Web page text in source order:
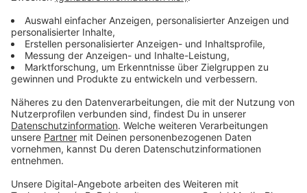
Leverkusen: Schnellbuslinie weicht aus
Umbau von Leverkusener Berufsschule fertig